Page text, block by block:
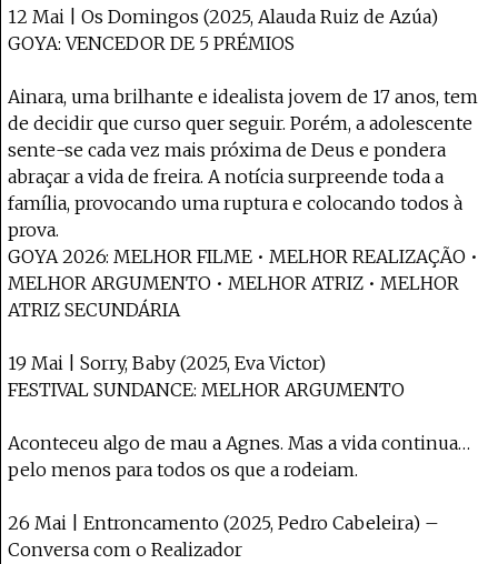
12 Mai | Os Domingos (2025, Alauda Ruiz de Azúa)
GOYA: VENCEDOR DE 5 PRÉMIOS
Ainara, uma brilhante e idealista jovem de 17 anos, tem
de decidir que curso quer seguir. Porém, a adolescente
sente-se cada vez mais próxima de Deus e pondera
abraçar a vida de freira. A notícia surpreende toda a
família, provocando uma ruptura e colocando todos à
prova.
GOYA 2026: MELHOR FILME • MELHOR REALIZAÇÃO •
MELHOR ARGUMENTO • MELHOR ATRIZ • MELHOR
ATRIZ SECUNDÁRIA
19 Mai | Sorry, Baby (2025, Eva Victor)
FESTIVAL SUNDANCE: MELHOR ARGUMENTO
Aconteceu algo de mau a Agnes. Mas a vida continua…
pelo menos para todos os que a rodeiam.
26 Mai | Entroncamento (2025, Pedro Cabeleira) –
Conversa com o Realizador